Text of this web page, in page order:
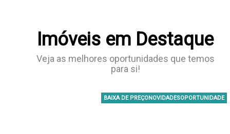
Imóveis em Destaque
Veja as melhores oportunidades que temos
para si!
BAIXA DE PREÇONOVIDADESOPORTUNIDADE